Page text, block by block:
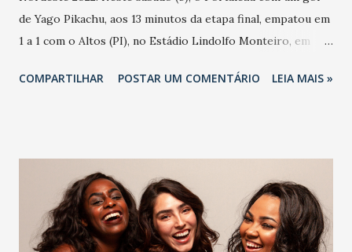
de Yago Pikachu, aos 13 minutos da etapa final, empatou em
1 a 1 com o Altos (PI), no Estádio Lindolfo Monteiro, em
aos 39 minutos do segundo tempo. O Fortaleza chega aos
Manoel (Betinho), Alexandre (Netinho), Dico (Danilo Bala),
Tibiri (Jarbas) e João Carlos (Ferrari). Cartão amarelo :
Lucas Sousa. Gol: Betinho, aos 39 minutos do segundo
tempo. Substituições: Tinga (Anthony Landázuri), Igor
COMPARTILHAR POSTAR UM COMENTÁRIO LEIA MAIS »